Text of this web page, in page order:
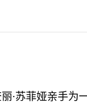
·苏菲娅亲手为